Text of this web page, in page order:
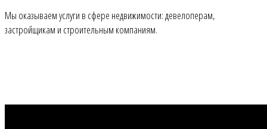
Мы оказываем услуги в сфере недвижимости: девелоперам,
застройщикам и строительным компаниям.